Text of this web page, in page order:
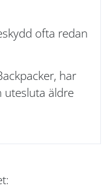
ofta redan
har
utesluta äldre